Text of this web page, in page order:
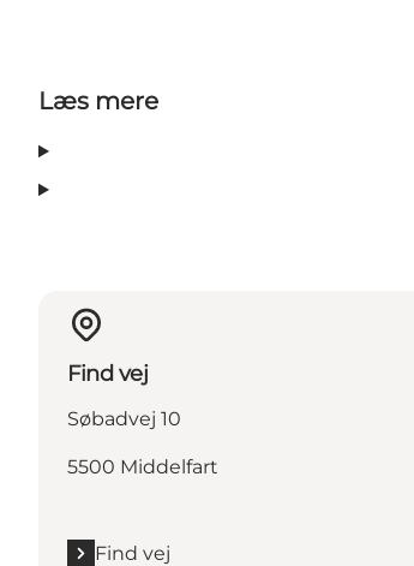
Læs mere
Find vej
Søbadvej 10
5500 Middelfart
Find vej